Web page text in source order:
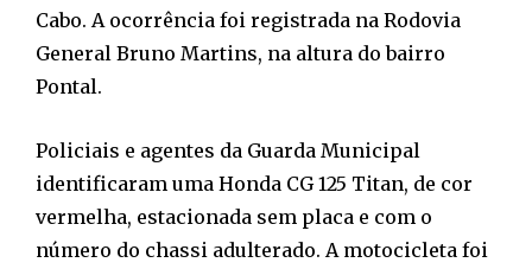
Cabo. A ocorrência foi registrada na Rodovia
General Bruno Martins, na altura do bairro
Pontal.
Policiais e agentes da Guarda Municipal
identificaram uma Honda CG 125 Titan, de cor
vermelha, estacionada sem placa e com o
número do chassi adulterado. A motocicleta foi